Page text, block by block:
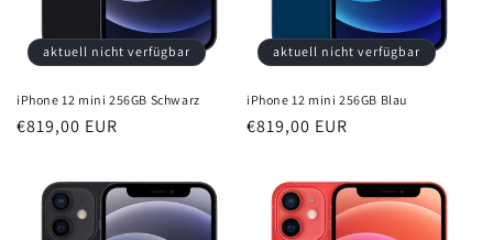
aktuell nicht verfügbar
iPhone 12 mini 256GB Schwarz
Normaler
€819,00 EUR
aktuell nicht verfügbar
iPhone 12 mini 256GB Blau
Normaler
€819,00 EUR